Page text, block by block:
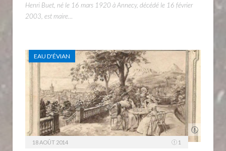
Henri Buet, né le 16 mars 1920 à Annecy, décédé le 16 février
2003, est maire…
EAU D'ÉVIAN
18 AOÛT 2014 1